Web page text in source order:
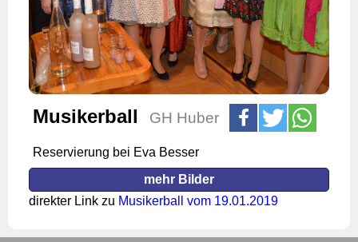
Musikerball GH Huber
Reservierung bei Eva Besser
mehr Bilder
direkter Link zu Musikerball vom 19.01.2019